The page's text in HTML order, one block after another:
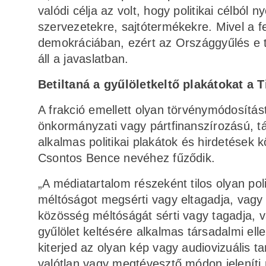
valódi célja az volt, hogy politikai célból
szervezetekre, sajtótermékekre. Mivel a
demokráciában, ezért az Országgyűlés
áll a javaslatban.
Betiltaná a gyűlöletkeltő plakátokat a
A frakció emellett olyan
önkormányzati vagy pártfinanszírozású,
alkalmas politikai plakátok és hirdetések
Csontos Bence nevéhez fűződik.
„A médiatartalom részeként tilos olyan
méltóságot megsérti vagy eltagadja,
közösség méltóságát sérti vagy tagadja,
gyűlölet keltésére alkalmas társadalmi
kiterjed az olyan kép vagy audiovizuális